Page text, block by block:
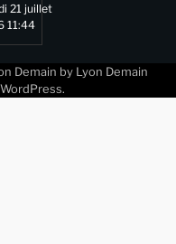
21 juillet
11:44
Demain by Lyon Demain
WordPress.